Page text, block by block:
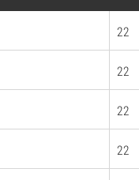
22
22
22
22